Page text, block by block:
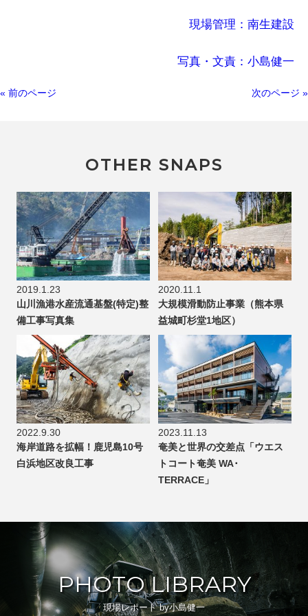
現場管理：南生建設
写真・文責：小島健一
« 前のページ 次のページ »
OTHER SNAPS
2019.1.23
山川漁港水産流通基盤(特定)整
備工事写真集
2020.11.1
大規模滑動防止事業（熊本県
益城町杉堂1地区）
2022.9.30
海岸道路を拡幅！鹿児島10号
白浜地区改良工事
2023.11.13
奄美と世界の交差点「ウエス
トコート奄美 WA･
TERRACE」
PHOTO LIBRARY
現場レポート by小島健一